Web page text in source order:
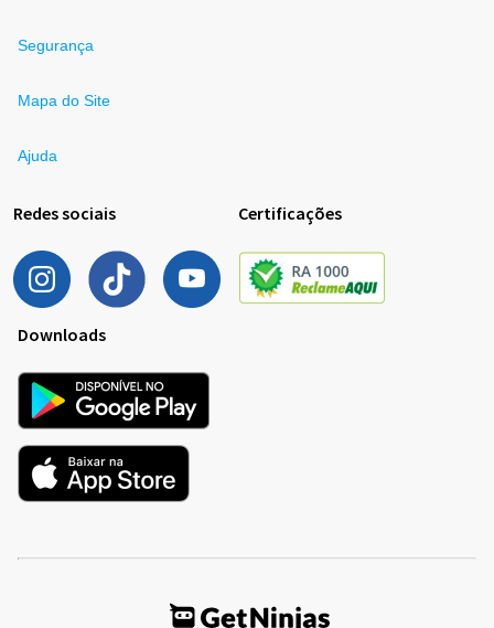
Segurança
Mapa do Site
Ajuda
Redes sociais Certificações
Downloads